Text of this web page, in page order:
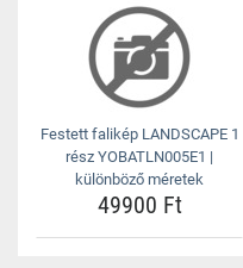
Festett falikép LANDSCAPE 1
rész YOBATLN005E1 |
különböző méretek
49900 Ft